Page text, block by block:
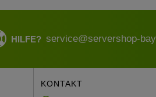
HILFE? service@servershop-
KONTAKT